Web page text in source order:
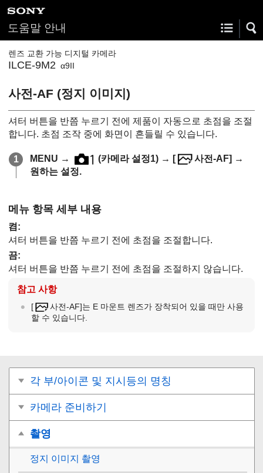
도움말 안내
렌즈 교환 가능 디지털 카메라
ILCE-9M2 α9II
사전-AF (정지 이미지)
셔터 버튼을 반쯤 누르기 전에 제품이 자동으로 초점을 조절
합니다. 초점 조작 중에 화면이 흔들릴 수 있습니다.
MENU → (카메라 설정1) → [ 사전-AF] →
원하는 설정.
메뉴 항목 세부 내용
켬 :
셔터 버튼을 반쯤 누르기 전에 초점을 조절합니다.
끔:
셔터 버튼을 반쯤 누르기 전에 초점을 조절하지 않습니다.
참고 사항
[ 사전-AF]는 E 마운트 렌즈가 장착되어 있을 때만 사용
할 수 있습니다.
각 부/아이콘 및 지시등의 명칭
카메라 준비하기
촬영
정지 이미지 촬영